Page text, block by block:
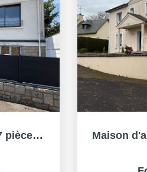
Maison Fougères 7 pièce(s) 210 m2 hab- 6 Chambres (Poss...